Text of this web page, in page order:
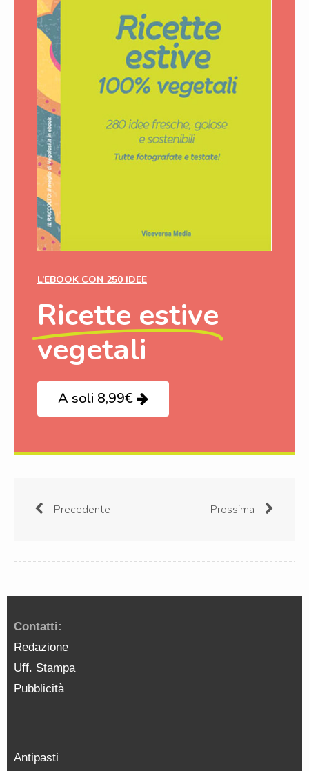
L’EBOOK CON 250 IDEE
Ricette estive
vegetali
A soli 8,99€
Precedente Prossima
Contatti:
Redazione
Uff. Stampa
Pubblicità
Antipasti